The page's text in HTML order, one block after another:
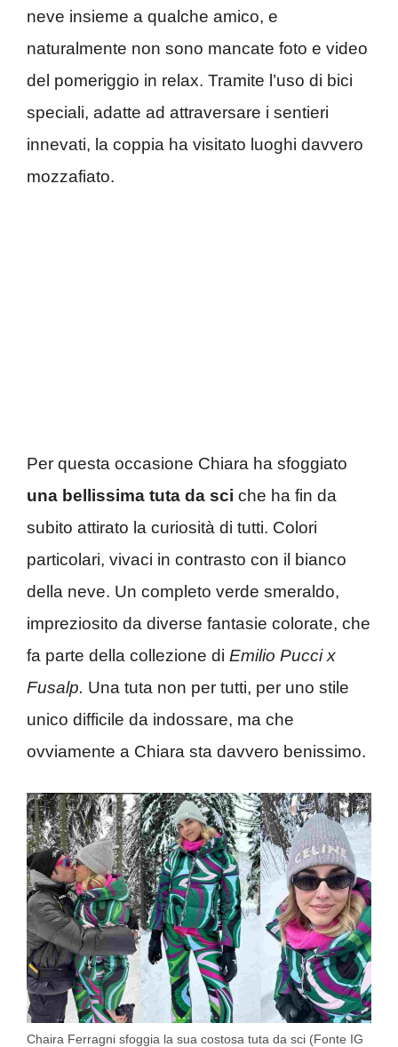
neve insieme a qualche amico, e
naturalmente non sono mancate foto e video
del pomeriggio in relax. Tramite l’uso di bici
speciali, adatte ad attraversare i sentieri
innevati, la coppia ha visitato luoghi davvero
mozzafiato.
Per questa occasione Chiara ha sfoggiato
una bellissima tuta da sci che ha fin da
subito attirato la curiosità di tutti. Colori
particolari, vivaci in contrasto con il bianco
della neve. Un completo verde smeraldo,
impreziosito da diverse fantasie colorate, che
fa parte della collezione di Emilio Pucci x
Fusalp. Una tuta non per tutti, per uno stile
unico difficile da indossare, ma che
ovviamente a Chiara sta davvero benissimo.
Chaira Ferragni sfoggia la sua costosa tuta da sci (Fonte IG